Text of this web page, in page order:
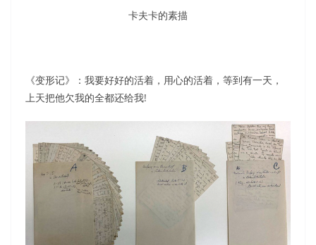
卡夫卡的素描
《变形记》：我要好好的活着，用心的活着，等到有一天，
上天把他欠我的全都还给我!